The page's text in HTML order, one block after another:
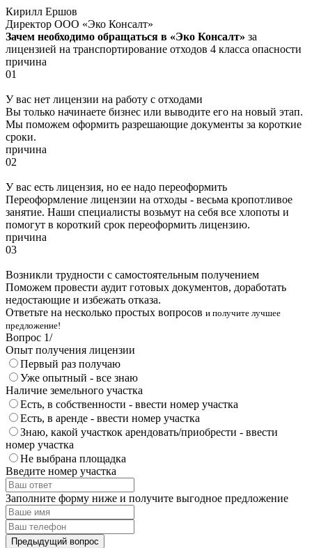
Кирилл Ершов
Директор ООО «Эко Консалт»
Зачем необходимо обращаться в «Эко Консалт» за
лицензией на транспортирование отходов 4 класса опасности
причина
01
У вас нет лицензии на работу с отходами
Вы только начинаете бизнес или выводите его на новый этап.
Мы поможем оформить разрешающие документы за короткие
сроки.
причина
02
У вас есть лицензия, но ее надо переоформить
Переоформление лицензии на отходы - весьма кропотливое
занятие. Наши специалисты возьмут на себя все хлопоты и
помогут в короткий срок переоформить лицензию.
причина
03
Возникли трудности с самостоятельным получением
Поможем провести аудит готовых документов, доработать
недостающие и избежать отказа.
Ответьте на несколько простых вопросов и получите лучшее
предложение!
Вопрос 1/
Опыт получения лицензии
Первый раз получаю
Уже опытный - все знаю
Наличие земельного участка
Есть, в собственности - ввести номер участка
Есть, в аренде - ввести номер участка
Знаю, какой участкок арендовать/приобрести - ввести
номер участка
Не выбрана площадка
Введите номер участка
Заполните форму ниже и получите выгодное предложение
Предыдущий вопрос